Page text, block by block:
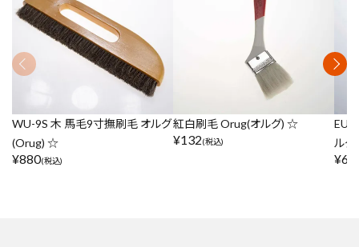
WU-9S 木 馬毛9寸撫刷毛 オルグ
(Orug) ☆
¥880(税込)
紅白刷毛 Orug(オルグ) ☆
¥132(税込)
ル
¥